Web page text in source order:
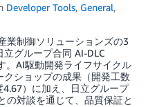
Developer Tools, General,
業制御ソリューションズの3
グループ合同 AI-DLC
。AI駆動開発ライフサイクル
クショップの成果（開発工数
）に加え、日立グループ
の対談を通じて、品質保証と